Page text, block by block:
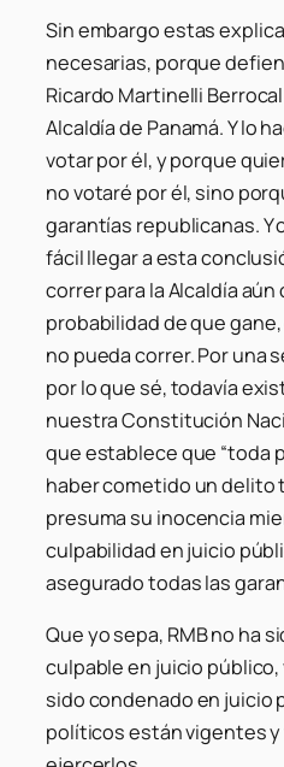
Sin embargo estas
necesarias, porque
Ricardo Martinelli
Alcaldía de Panamá. Y lo
votar por él, y porque
no votaré por él, sino
garantías republicanas. Y
fácil llegar a esta
correr para la Alcaldía aún
probabilidad de que
no pueda correr. Por una
por lo que sé, todavía
nuestra Constitución
que establece que “toda
haber cometido un delito
presuma su inocencia
culpabilidad en juicio
asegurado todas las
Que yo sepa, RMB no ha
culpable en juicio
sido condenado en juicio
políticos están vigentes